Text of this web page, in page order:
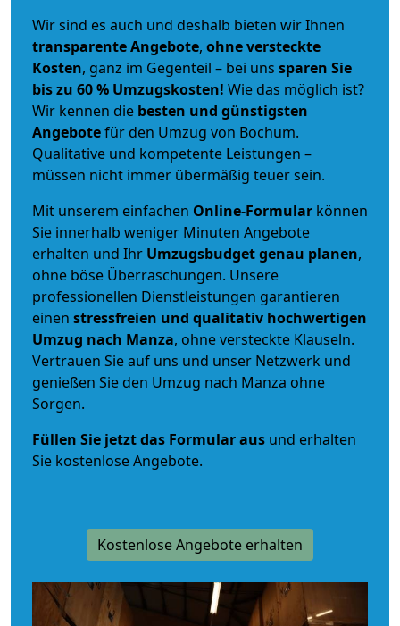
Wir sind es auch und deshalb bieten wir Ihnen
transparente Angebote, ohne versteckte
Kosten, ganz im Gegenteil – bei uns sparen Sie
bis zu 60 % Umzugskosten! Wie das möglich ist?
Wir kennen die besten und günstigsten
Angebotefür den Umzug von Bochum.
Qualitative und kompetente Leistungen –
müssen nicht immer übermäßig teuer sein.
Mit unserem einfachen Online-Formular können
Sie innerhalb weniger Minuten Angebote
erhalten und Ihr Umzugsbudgetgenau planen,
ohne böse Überraschungen. Unsere
professionellen Dienstleistungen garantieren
einen stressfreien und qualitativ hochwertigen
Umzug nach Manza, ohne versteckte Klauseln.
Vertrauen Sie auf uns und unser Netzwerk und
genießen Sie den Umzug nach Manza ohne
Sorgen.
Füllen Sie jetzt das Formular aus und erhalten
Sie kostenlose Angebote.
Kostenlose Angebote erhalten